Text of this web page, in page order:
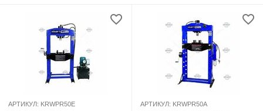
АРТИКУЛ: KRWPR50E АРТИКУЛ: KRWPR50A